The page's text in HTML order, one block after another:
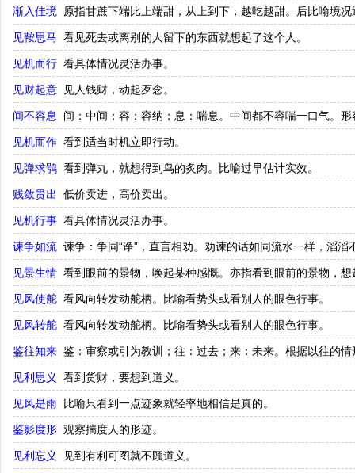
渐入佳境 原指甘蔗下端比上端甜，从上到下，越吃越甜。后比喻境
见鞍思马 看见死去或离别的人留下的东西就想起了这个人。
见机而行 看具体情况灵活办事。
见财起意 见人钱财，动起歹念。
间不容息 间：中间；容：容纳；息：喘息。中间都不容喘一口气。
见机而作 看到适当时机立即行动。
见弹求鸮 看到弹丸，就想得到鸟的炙肉。比喻过早估计实效。
贱敛贵出 低价卖进，高价卖出。
见机行事 看具体情况灵活办事。
谏争如流 谏争：争同“诤”，直言相劝。劝谏的话如同流水一样，滔滔
见景生情 看到眼前的景物，唤起某种感慨。亦指看到眼前的景物，
见风使舵 看风向转发动舵柄。比喻看势头或看别人的眼色行事。
见风转舵 看风向转发动舵柄。比喻看势头或看别人的眼色行事。
鉴往知来 鉴：审察或引为教训；往：过去；来：未来。根据以往的
见利思义 看到货财，要想到道义。
见风是雨 比喻只看到一点迹象就轻率地相信是真的。
鉴影度形 观察揣度人的形迹。
见利忘义 见到有利可图就不顾道义。